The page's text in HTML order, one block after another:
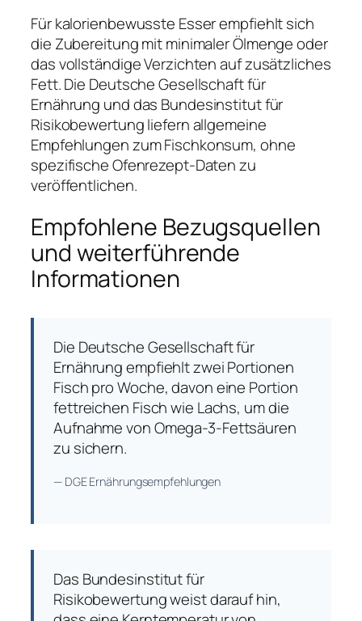
Für kalorienbewusste Esser empfiehlt sich
die Zubereitung mit minimaler Ölmenge oder
das vollständige Verzichten auf zusätzliches
Fett. Die Deutsche Gesellschaft für
Ernährung und das Bundesinstitut für
Risikobewertung liefern allgemeine
Empfehlungen zum Fischkonsum, ohne
spezifische Ofenrezept-Daten zu
veröffentlichen.
Empfohlene Bezugsquellen
und weiterführende
Informationen
Die Deutsche Gesellschaft für
Ernährung empfiehlt zwei Portionen
Fisch pro Woche, davon eine Portion
fettreichen Fisch wie Lachs, um die
Aufnahme von Omega-3-Fettsäuren
zu sichern.
— DGE Ernährungsempfehlungen
Das Bundesinstitut für
Risikobewertung weist darauf hin,